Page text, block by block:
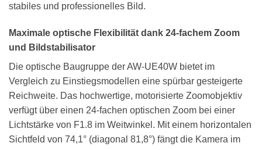
stabiles und professionelles Bild.
Maximale optische Flexibilität dank 24-fachem Zoom
und Bildstabilisator
Die optische Baugruppe der AW-UE40W bietet im
Vergleich zu Einstiegsmodellen eine spürbar gesteigerte
Reichweite. Das hochwertige, motorisierte Zoomobjektiv
verfügt über einen 24-fachen optischen Zoom bei einer
Lichtstärke von F1.8 im Weitwinkel. Mit einem horizontalen
Sichtfeld von 74,1° (diagonal 81,8°) fängt die Kamera im